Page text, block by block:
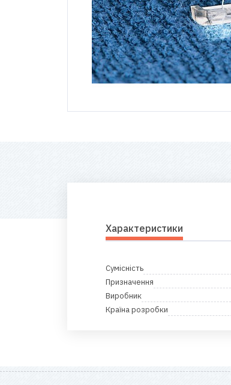
Характеристики
Сумісність
Призначення
Виробник
Країна розробки